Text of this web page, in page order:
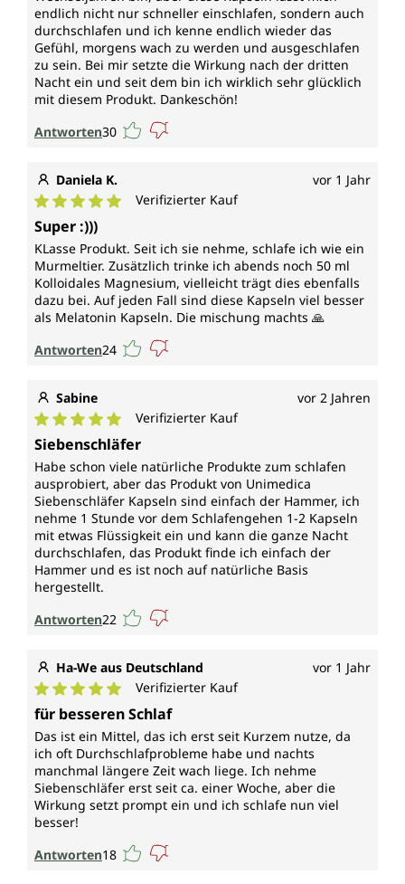
Vitamin B9 (Folat, Folsäure)
trägt bei zur normalen psychischen Funktion, zur
Verringerung von Müdigkeit und Ermüdung, zum
Wachstum des mütterlichen Gewebes während der
Schwangerschaft, zur normalen
Aminosäuresynthese, zur normalen Blutbildung,
Funktion bei der Zellteilung.
Vitamin B12 (Cobalamin)
trägt bei zum normalen Energiestoffwechsel, zur
normalen psychischen Funktion, zur normalen
Funktion des Nervensystems, zur Verringerung von
Müdigkeit und Ermüdung, zum normalen
Homocystein-Stoffwechsel, zur normalen Bildung
roter Blutkörperchen, zur normalen Funktion des
Zellteilung.
* Durch die Europäische Behörde für
Lebensmittelsicherheit zugelassene
gesundheitsbezogene Angaben.
Jedes Braunglas enthält 120 Kapseln. Das entspricht
einem 4-Monatsvorrat.
Vegan und ohne folgende Zusatzstoffe
Vegane Kapselhülle aus reiner pflanzlicher Cellulose
(HPMC), frei von Carrageen und PEG.
Siebenschläfer*-Kapseln von Unimedica sind,
entsprechend gesetzlicher Vorgaben, frei von
Zusätzen wie Konservierungsstoffen, Farbstoffen,
Stabilisatoren, Trennmittel wie Magnesiumstearat
sowie ohne Gentechnik, laktosefrei und vegan.
endlich nicht nur schneller einschlafen, sondern auch
durchschlafen und ich kenne endlich wieder das
Gefühl, morgens wach zu werden und ausgeschlafen
zu sein. Bei mir setzte die Wirkung nach der dritten
Nacht ein und seit dem bin ich wirklich sehr glücklich
mit diesem Produkt. Dankeschön!
Antworten30
Daniela K. vor 1 Jahr
Durchschnittliche Bewertung von 5 von 5 Sternen
Verifizierter Kauf
Super :)))
KLasse Produkt. Seit ich sie nehme, schlafe ich wie ein
Murmeltier. Zusätzlich trinke ich abends noch 50 ml
Kolloidales Magnesium, vielleicht trägt dies ebenfalls
dazu bei. Auf jeden Fall sind diese Kapseln viel besser
als Melatonin Kapseln. Die mischung machts 🙏
Antworten24
Sabine vor 2 Jahren
Durchschnittliche Bewertung von 5 von 5 Sternen
Verifizierter Kauf
Siebenschläfer
Habe schon viele natürliche Produkte zum schlafen
ausprobiert, aber das Produkt von Unimedica
Siebenschläfer Kapseln sind einfach der Hammer, ich
nehme 1 Stunde vor dem Schlafengehen 1-2 Kapseln
mit etwas Flüssigkeit ein und kann die ganze Nacht
durchschlafen, das Produkt finde ich einfach der
Hammer und es ist noch auf natürliche Basis
hergestellt.
Antworten22
Ha-We aus Deutschland vor 1 Jahr
Durchschnittliche Bewertung von 5 von 5 Sternen
Verifizierter Kauf
für besseren Schlaf
Das ist ein Mittel, das ich erst seit Kurzem nutze, da
ich oft Durchschlafprobleme habe und nachts
manchmal längere Zeit wach liege. Ich nehme
Siebenschläfer erst seit ca. einer Woche, aber die
Wirkung setzt prompt ein und ich schlafe nun viel
besser!
Antworten18